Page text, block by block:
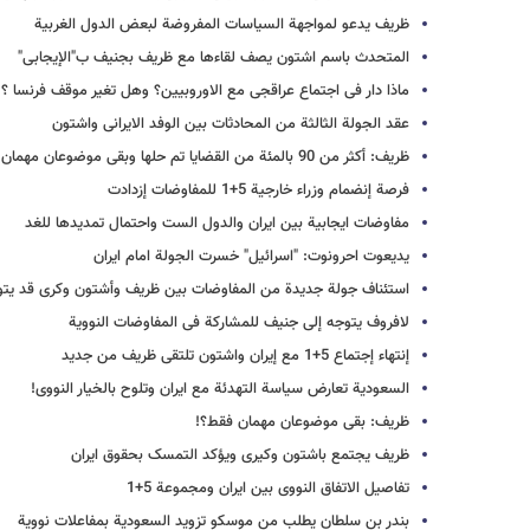
ظریف یدعو لمواجهة السیاسات المفروضة لبعض الدول الغربیة
المتحدث باسم اشتون یصف لقاءها مع ظریف بجنیف ب"الإیجابی"
ماذا دار فی اجتماع عراقجی مع الاوروبیین؟ وهل تغیر موقف فرنسا ؟
عقد الجولة الثالثة من المحادثات بین الوفد الایرانی واشتون
ظریف: أکثر من 90 بالمئة من القضایا تم حلها وبقی موضوعان مهمان
فرصة إنضمام وزراء خارجیة 5+1 للمفاوضات إزدادت
مفاوضات ایجابیة بین ایران والدول الست واحتمال تمدیدها للغد
یدیعوت احرونوت: "اسرائیل" خسرت الجولة امام ایران
استئناف جولة جدیدة من المفاوضات بین ظریف وأشتون وکری قد
لافروف یتوجه إلى جنیف للمشارکة فی المفاوضات النوویة
إنتهاء إجتماع 5+1 مع إیران واشتون تلتقی ظریف من جدید
السعودیة تعارض سیاسة التهدئة مع ایران وتلوح بالخیار النووی!
ظریف: بقی موضوعان مهمان فقط؟!
ظریف یجتمع باشتون وکیری ویؤکد التمسک بحقوق ایران
تفاصیل الاتفاق النووی بین ایران ومجموعة 5+1
بندر بن سلطان یطلب من موسکو تزوید السعودیة بمفاعلات نوویة